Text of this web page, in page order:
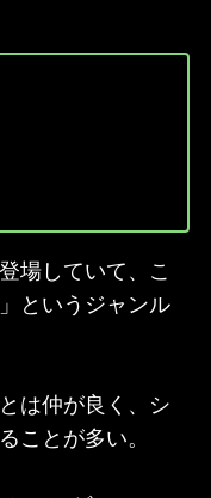
場していて、こ
というジャンル
とは仲が良く、シ
ことが多い。